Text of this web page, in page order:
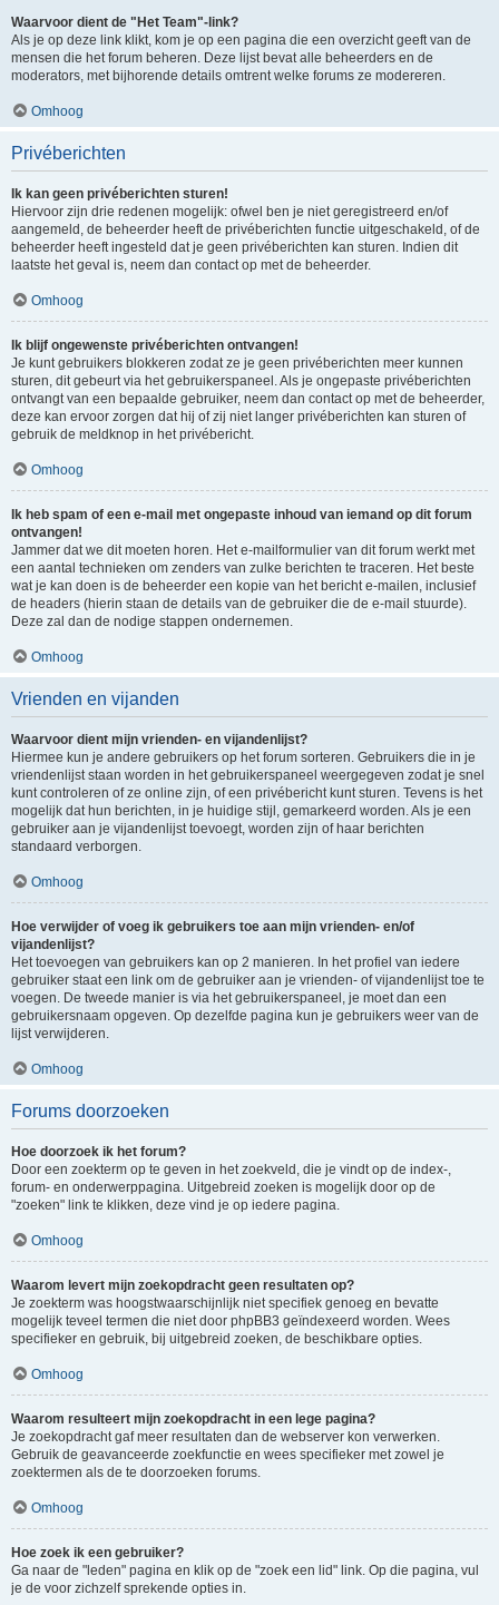
Waarvoor dient de "Het Team"-link?
Als je op deze link klikt, kom je op een pagina die een overzicht geeft van de
mensen die het forum beheren. Deze lijst bevat alle beheerders en de
moderators, met bijhorende details omtrent welke forums ze modereren.
Omhoog
Privéberichten
Ik kan geen privéberichten sturen!
Hiervoor zijn drie redenen mogelijk: ofwel ben je niet geregistreerd en/of
aangemeld, de beheerder heeft de privéberichten functie uitgeschakeld, of de
beheerder heeft ingesteld dat je geen privéberichten kan sturen. Indien dit
laatste het geval is, neem dan contact op met de beheerder.
Omhoog
Ik blijf ongewenste privéberichten ontvangen!
Je kunt gebruikers blokkeren zodat ze je geen privéberichten meer kunnen
sturen, dit gebeurt via het gebruikerspaneel. Als je ongepaste privéberichten
ontvangt van een bepaalde gebruiker, neem dan contact op met de beheerder,
deze kan ervoor zorgen dat hij of zij niet langer privéberichten kan sturen of
gebruik de meldknop in het privébericht.
Omhoog
Ik heb spam of een e-mail met ongepaste inhoud van iemand op dit forum
ontvangen!
Jammer dat we dit moeten horen. Het e-mailformulier van dit forum werkt met
een aantal technieken om zenders van zulke berichten te traceren. Het beste
wat je kan doen is de beheerder een kopie van het bericht e-mailen, inclusief
de headers (hierin staan de details van de gebruiker die de e-mail stuurde).
Deze zal dan de nodige stappen ondernemen.
Omhoog
Vrienden en vijanden
Waarvoor dient mijn vrienden- en vijandenlijst?
Hiermee kun je andere gebruikers op het forum sorteren. Gebruikers die in je
vriendenlijst staan worden in het gebruikerspaneel weergegeven zodat je snel
kunt controleren of ze online zijn, of een privébericht kunt sturen. Tevens is het
mogelijk dat hun berichten, in je huidige stijl, gemarkeerd worden. Als je een
gebruiker aan je vijandenlijst toevoegt, worden zijn of haar berichten
standaard verborgen.
Omhoog
Hoe verwijder of voeg ik gebruikers toe aan mijn vrienden- en/of
vijandenlijst?
Het toevoegen van gebruikers kan op 2 manieren. In het profiel van iedere
gebruiker staat een link om de gebruiker aan je vrienden- of vijandenlijst toe te
voegen. De tweede manier is via het gebruikerspaneel, je moet dan een
gebruikersnaam opgeven. Op dezelfde pagina kun je gebruikers weer van de
lijst verwijderen.
Omhoog
Forums doorzoeken
Hoe doorzoek ik het forum?
Door een zoekterm op te geven in het zoekveld, die je vindt op de index-,
forum- en onderwerppagina. Uitgebreid zoeken is mogelijk door op de
"zoeken" link te klikken, deze vind je op iedere pagina.
Omhoog
Waarom levert mijn zoekopdracht geen resultaten op?
Je zoekterm was hoogstwaarschijnlijk niet specifiek genoeg en bevatte
mogelijk teveel termen die niet door phpBB3 geïndexeerd worden. Wees
specifieker en gebruik, bij uitgebreid zoeken, de beschikbare opties.
Omhoog
Waarom resulteert mijn zoekopdracht in een lege pagina?
Je zoekopdracht gaf meer resultaten dan de webserver kon verwerken.
Gebruik de geavanceerde zoekfunctie en wees specifieker met zowel je
zoektermen als de te doorzoeken forums.
Omhoog
Hoe zoek ik een gebruiker?
Ga naar de "leden" pagina en klik op de "zoek een lid" link. Op die pagina, vul
je de voor zichzelf sprekende opties in.